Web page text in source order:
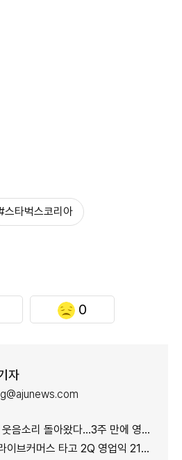
스타벅스코리아
0
자
리 돌아왔다…3주 만에 영업 재개 채비
브커머스 타고 2Q 영업익 21%↑